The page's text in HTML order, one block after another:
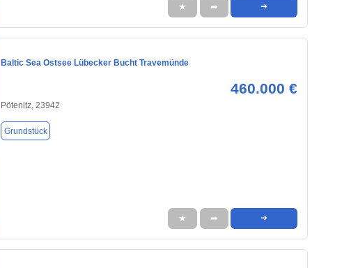
★ ➦ ➜
Baltic Sea Ostsee Lübecker Bucht Travemünde
460.000 €
Pötenitz, 23942
Grundstück
★ ➦ ➜